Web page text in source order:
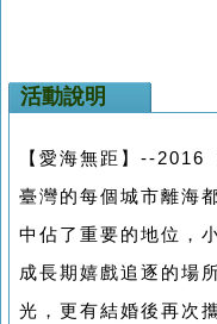
活動說明
【愛海無距】--2016
臺灣的每個城市離海
中佔了重要的地位，
成長期嬉戲追逐的場
光，更有結婚後再次